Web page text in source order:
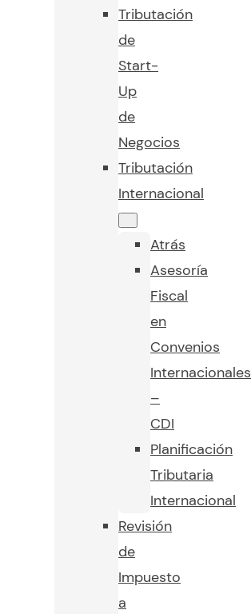
Tributación
de
Start-
Up
de
Negocios
Tributación
Internacional
Atrás
Asesoría
Fiscal
en
Convenios
Internacionales
–
CDI
Planificación
Tributaria
Internacional
Revisión
de
Impuesto
a